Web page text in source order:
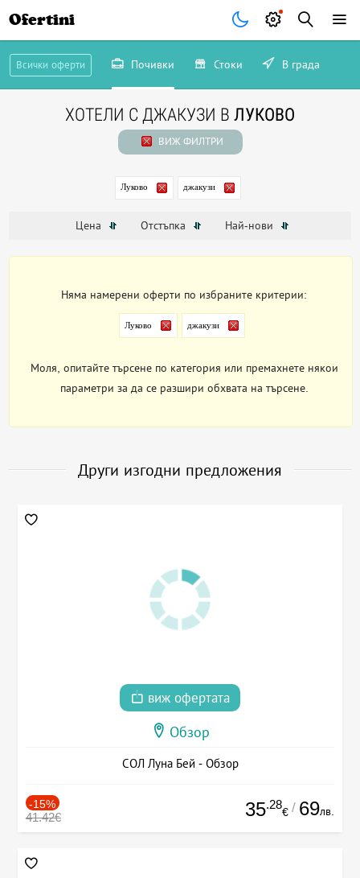
Ofertini
Всички оферти Почивки Стоки В града
ХОТЕЛИ С ДЖАКУЗИ В ЛУКОВО
ВИЖ ФИЛТРИ
Луково джакузи
Цена Отстъпка Най-нови
Няма намерени оферти по избраните критерии:
Луково джакузи
Моля, опитайте търсене по категория или премахнете някои
параметри за да се разшири обхвата на търсене.
Други изгодни предложения
виж офертата
Обзор
СОЛ Луна Бей - Обзор
-15%
41.42€ 35.28
€ / 69лв.